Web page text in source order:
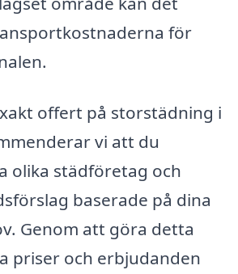
för
offert på storstädning i
vi att du
olika städföretag och
baserade på dina
Genom att göra detta
priser och erbjudanden